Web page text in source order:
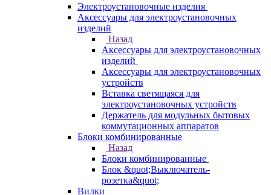
Электроустановочные изделия
Аксессуары для электроустановочных
изделий
Назад
Аксессуары для электроустановочных
изделий
Аксессуары для электроустановочных
устройств
Вставка светящаяся для
электроустановочных устройств
Держатель для модульных бытовых
коммутационных аппаратов
Блоки комбинированные
Назад
Блоки комбинированные
Блок &quot;Выключатель-
розетка&quot;
Вилки